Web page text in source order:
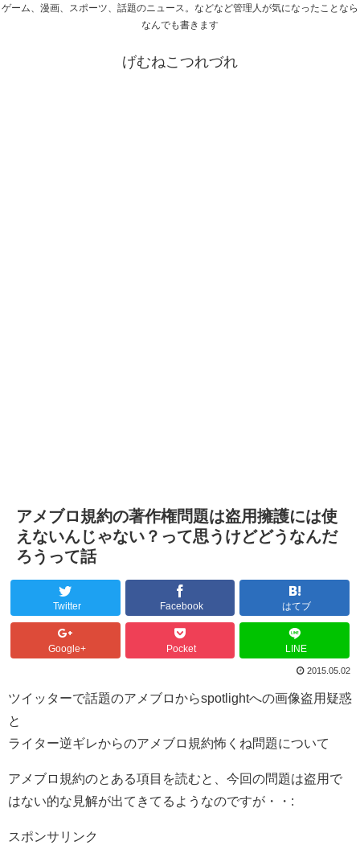
ゲーム、漫画、スポーツ、話題のニュース。などなど管理人が気になったことなら
なんでも書きます
げむねこつれづれ
アメブロ規約の著作権問題は盗用擁護には使
えないんじゃない？って思うけどどうなんだ
ろうって話
Twitter Facebook はてブ
Google+ Pocket LINE
2015.05.02
ツイッターで話題のアメブロからspotlightへの画像盗用疑惑
と
ライター逆ギレからのアメブロ規約怖くね問題について
アメブロ規約のとある項目を読むと、今回の問題は盗用で
はない的な見解が出てきてるようなのですが・・:
スポンサリンク